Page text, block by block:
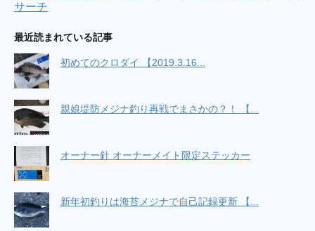
4/19 西湘ショアジギング / リーマンSEの釣れ
真鯛釣るぜ！初タイラバin東京湾 / ［車で横浜
Powered by livedoor 相互RSS
サーチ
最近読まれている記事
初めてのクロダイ 【2019.3.16...
親娘堤防メジナ釣り再戦でまさかの？！ 【...
オーナー針 オーナーメイト限定ステッカー
新年初釣りは海苔メジナで自己記録更新 【...